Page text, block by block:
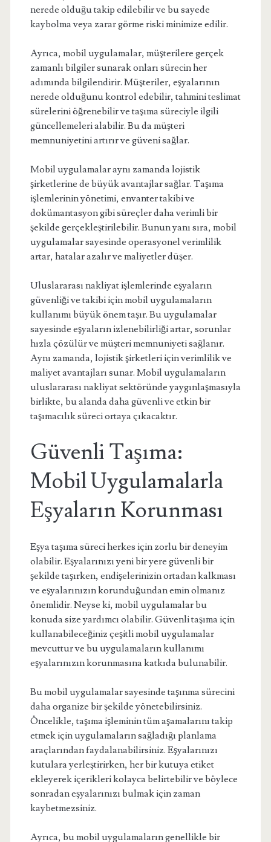
nerede olduğu takip edilebilir ve bu sayede
kaybolma veya zarar görme riski minimize edilir.
Ayrıca, mobil uygulamalar, müşterilere gerçek
zamanlı bilgiler sunarak onları sürecin her
adımında bilgilendirir. Müşteriler, eşyalarının
nerede olduğunu kontrol edebilir, tahmini teslimat
sürelerini öğrenebilir ve taşıma süreciyle ilgili
güncellemeleri alabilir. Bu da müşteri
memnuniyetini artırır ve güveni sağlar.
Mobil uygulamalar aynı zamanda lojistik
şirketlerine de büyük avantajlar sağlar. Taşıma
işlemlerinin yönetimi, envanter takibi ve
dokümantasyon gibi süreçler daha verimli bir
şekilde gerçekleştirilebilir. Bunun yanı sıra, mobil
uygulamalar sayesinde operasyonel verimlilik
artar, hatalar azalır ve maliyetler düşer.
Uluslararası nakliyat işlemlerinde eşyaların
güvenliği ve takibi için mobil uygulamaların
kullanımı büyük önem taşır. Bu uygulamalar
sayesinde eşyaların izlenebilirliği artar, sorunlar
hızla çözülür ve müşteri memnuniyeti sağlanır.
Aynı zamanda, lojistik şirketleri için verimlilik ve
maliyet avantajları sunar. Mobil uygulamaların
uluslararası nakliyat sektöründe yaygınlaşmasıyla
birlikte, bu alanda daha güvenli ve etkin bir
taşımacılık süreci ortaya çıkacaktır.
Güvenli Taşıma:
Mobil Uygulamalarla
Eşyaların Korunması
Eşya taşıma süreci herkes için zorlu bir deneyim
olabilir. Eşyalarınızı yeni bir yere güvenli bir
şekilde taşırken, endişelerinizin ortadan kalkması
ve eşyalarınızın korunduğundan emin olmanız
önemlidir. Neyse ki, mobil uygulamalar bu
konuda size yardımcı olabilir. Güvenli taşıma için
kullanabileceğiniz çeşitli mobil uygulamalar
mevcuttur ve bu uygulamaların kullanımı
eşyalarınızın korunmasına katkıda bulunabilir.
Bu mobil uygulamalar sayesinde taşınma sürecini
daha organize bir şekilde yönetebilirsiniz.
Öncelikle, taşıma işleminin tüm aşamalarını takip
etmek için uygulamaların sağladığı planlama
araçlarından faydalanabilirsiniz. Eşyalarınızı
kutulara yerleştirirken, her bir kutuya etiket
ekleyerek içerikleri kolayca belirtebilir ve böylece
sonradan eşyalarınızı bulmak için zaman
kaybetmezsiniz.
Ayrıca, bu mobil uygulamaların genellikle bir